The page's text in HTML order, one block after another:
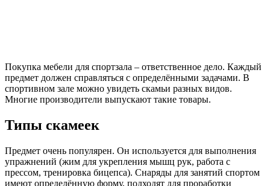
Покупка мебели для спортзала – ответственное дело. Каждый
предмет должен справляться с определёнными задачами. В
спортивном зале можно увидеть скамьи разных видов.
Многие производители выпускают такие товары.
Типы скамеек
Предмет очень популярен. Он используется для выполнения
упражнений (жим для укрепления мышц рук, работа с
прессом, тренировка бицепса). Снаряды для занятий спортом
имеют определённую форму, подходят для проработки